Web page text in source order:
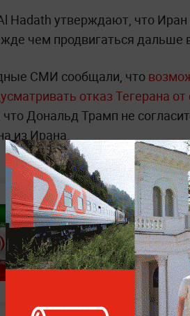
Hadath утверждают, что Иран
чем продвигаться дальше
СМИ сообщали, что
отказ Тегерана от
что Дональд Трамп не
из Ирана.